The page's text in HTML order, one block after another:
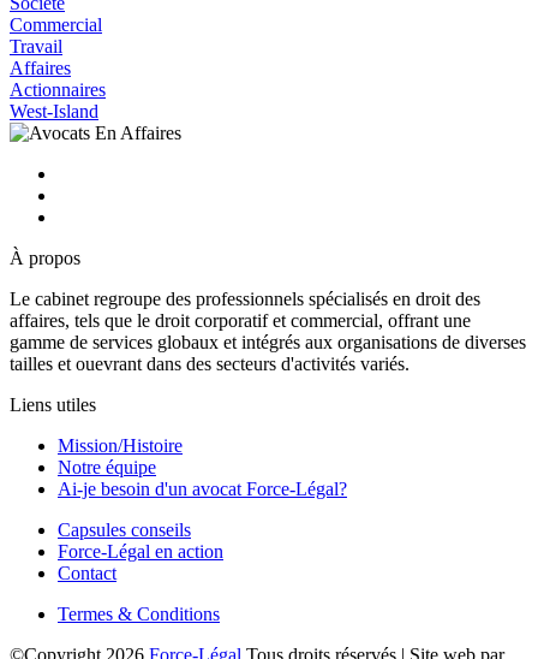
Commercial
Travail
Affaires
Actionnaires
West-Island
À propos
Le cabinet regroupe des professionnels spécialisés en droit des
affaires, tels que le droit corporatif et commercial, offrant une
gamme de services globaux et intégrés aux organisations de diverses
tailles et ouevrant dans des secteurs d'activités variés.
Liens utiles
Mission/Histoire
Notre équipe
Ai-je besoin d'un avocat Force-Légal?
Capsules conseils
Force-Légal en action
Contact
Termes & Conditions
©Copyright 2026 Force-Légal Tous droits réservés | Site web par